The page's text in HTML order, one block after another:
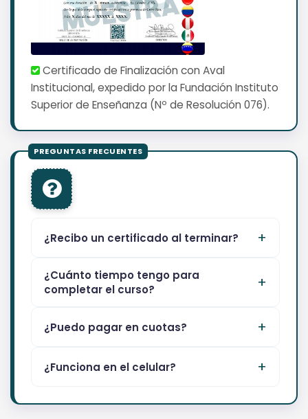
Certificado de Finalización con Aval
Institucional, expedido por la Fundación Instituto
Superior de Enseñanza (Nº de Resolución 076).
¿Recibo un certificado al terminar?
¿Cuánto tiempo tengo para
completar el curso?
¿Puedo pagar en cuotas?
¿Funciona en el celular?